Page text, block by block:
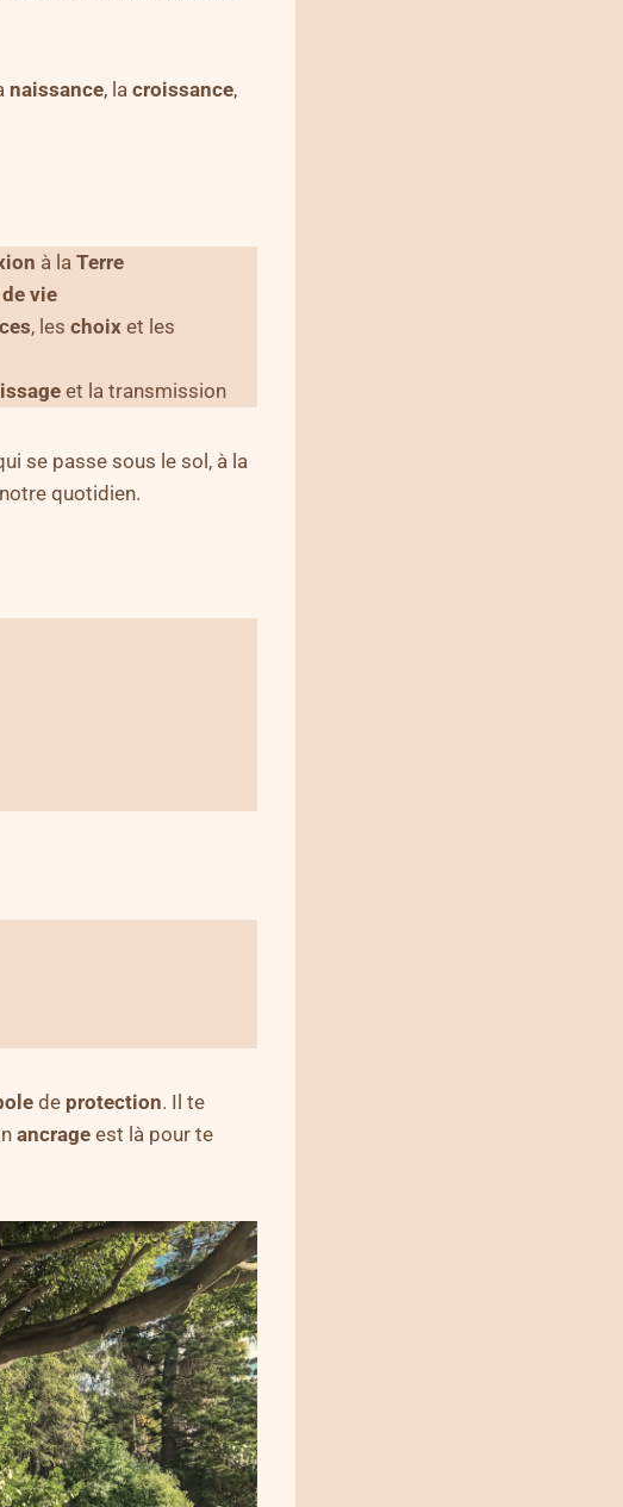
naissance, la croissance,
à la Terre
vie
, les choix et les
et la transmission
se passe sous le sol, à la
quotidien.
de protection. Il te
ancrage est là pour te